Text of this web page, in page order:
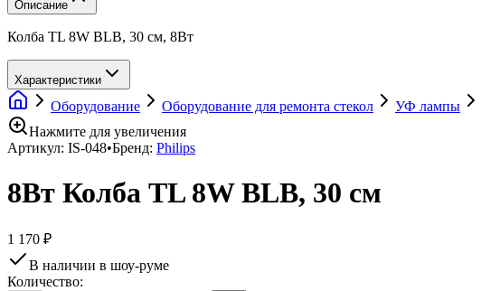
Описание
Колба TL 8W BLB, 30 см, 8Вт
Характеристики
Оборудование Оборудование для ремонта стекол УФ лампы
Нажмите для увеличения
Артикул: IS-048•Бренд: Philips
8Вт Колба TL 8W BLB, 30 см
1 170 ₽
В наличии в шоу-руме
Количество: